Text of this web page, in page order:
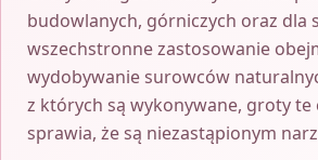
budowlanych, górniczych oraz
wszechstronne zastosowanie
wydobywanie surowców
z których są wykonywane, groty te
sprawia, że są niezastąpionym